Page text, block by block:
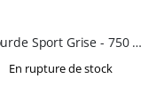
1 Gourde Sport Grise - 750 ml - SPARK
En rupture de stock